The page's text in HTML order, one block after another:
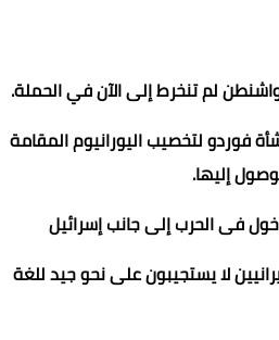
لم تنخرط إلى الآن في الحملة.
فوردو لتخصيب اليورانيوم المقامة
إليها.
فى الحرب إلى جانب إسرائيل
لا يستجيبون على نحو جيد للغة